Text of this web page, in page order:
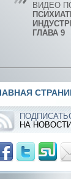
ВИДЕО
ГЛАВА 9
НА